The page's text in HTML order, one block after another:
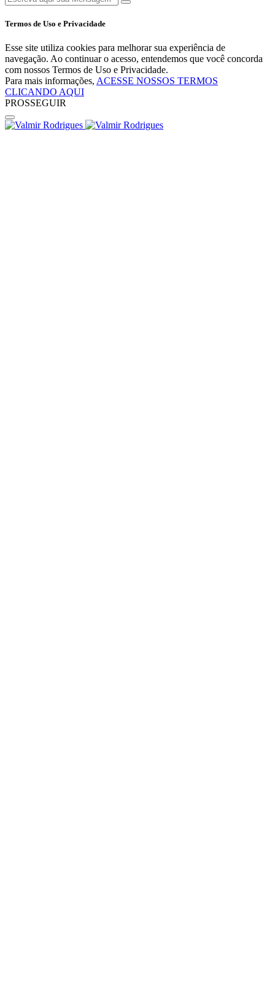
Termos de Uso e Privacidade
Esse site utiliza cookies para melhorar sua experiência de
navegação. Ao continuar o acesso, entendemos que você concorda
com nossos Termos de Uso e Privacidade.
Para mais informações, ACESSE NOSSOS TERMOS
CLICANDO AQUI
PROSSEGUIR